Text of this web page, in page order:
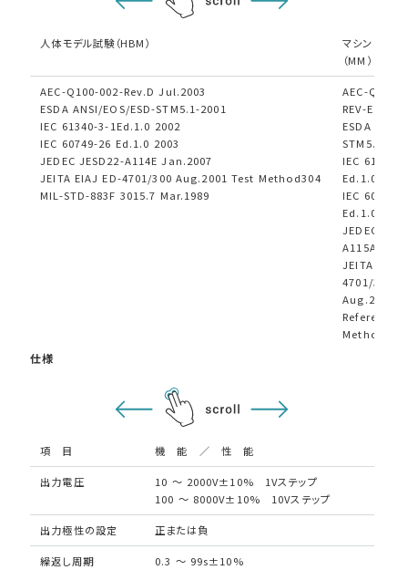
人体モデル試験（HBM）
マシンモデル
（MM）
AEC-Q100-002-Rev.D Jul.2003
ESDA ANSI/EOS/ESD-STM5.1-2001
IEC 61340-3-1Ed.1.0 2002
IEC 60749-26 Ed.1.0 2003
JEDEC JESD22-A114E Jan.2007
JEITA EIAJ ED-4701/300 Aug.2001 Test Method304
MIL-STD-883F 3015.7 Mar.1989
AEC-Q100-
REV-E
ESDA ANSI/
STM5.2-
IEC 61340-
Ed.1.0-2002
IEC 60749-
Ed.1.0 2003
JEDEC
A115A
JEITA EIAJ
4701/300
Aug.2001
Reference
Method
仕様
項 目 機 能 ／ 性 能
出力電圧
10 ～ 2000V±10% 1Vステップ
100 ～ 8000V±10% 10Vステップ
出力極性の設定 正または負
繰返し周期
0.3 ～ 99s±10%